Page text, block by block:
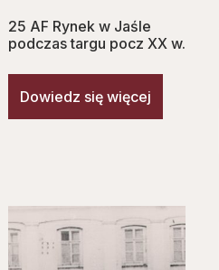
25 AF Rynek w Jaśle
podczas targu pocz XX w.
Dowiedz się więcej